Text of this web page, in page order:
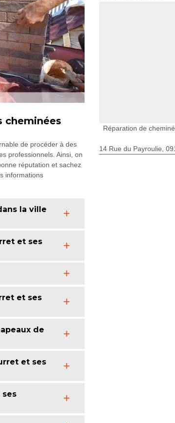
cheminées
de procéder à des
professionnels. Ainsi, on
réputation et sachez
informations
la ville
et ses
et ses
de
et ses
Réparation de
14 Rue du Payroulie,